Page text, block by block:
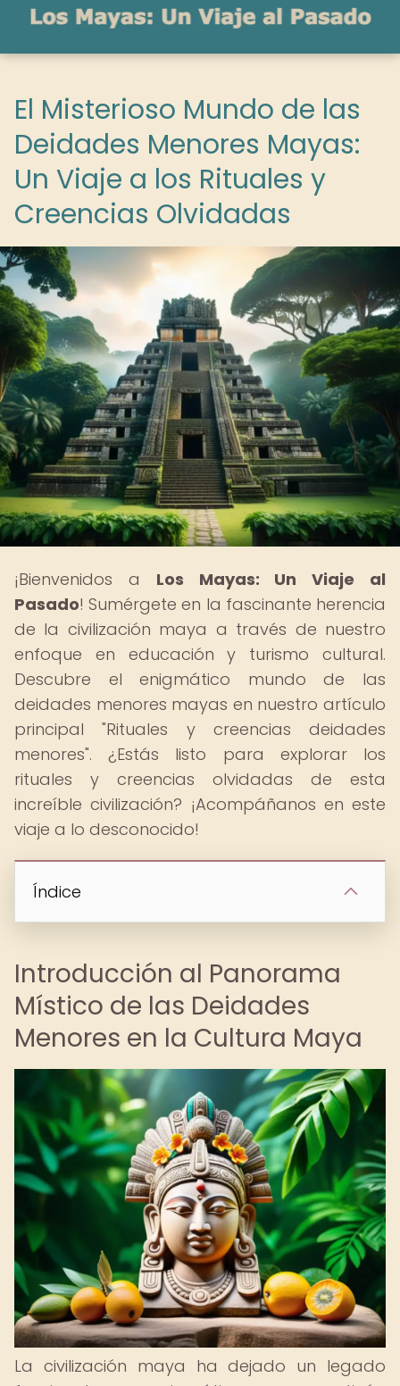
El Misterioso Mundo de las
Deidades Menores Mayas:
Un Viaje a los Rituales y
Creencias Olvidadas
¡Bienvenidos a Los Mayas: Un Viaje al
Pasado! Sumérgete en la fascinante herencia
de la civilización maya a través de nuestro
enfoque en educación y turismo cultural.
Descubre el enigmático mundo de las
deidades menores mayas en nuestro artículo
principal "Rituales y creencias deidades
menores". ¿Estás listo para explorar los
rituales y creencias olvidadas de esta
increíble civilización? ¡Acompáñanos en este
viaje a lo desconocido!
Índice
Introducción al Panorama
Místico de las Deidades
Menores en la Cultura Maya
La civilización maya ha dejado un legado